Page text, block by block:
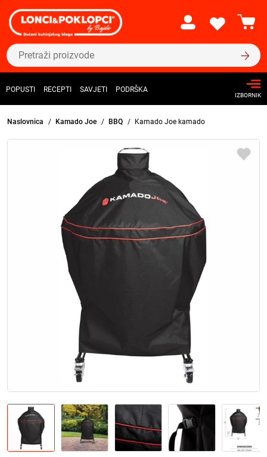
POPUSTI RECEPTI SAVJETI PODRŠKA
IZBORNIK
Naslovnica Kamado Joe BBQ Kamado Joe kamado